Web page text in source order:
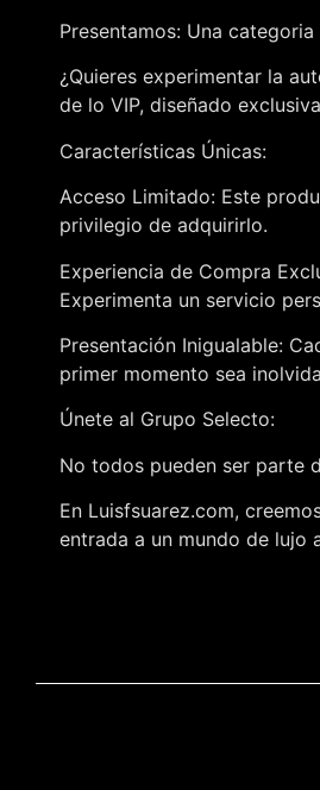
Presentamos: Una
¿Quieres experimentar la
de lo VIP, diseñado
Características Únicas:
Acceso Limitado: Este
privilegio de adquirirlo.
Experiencia de Compra
Experimenta un servicio
Presentación Inigualable:
primer momento sea
Únete al Grupo Selecto:
No todos pueden ser parte
En Luisfsuarez.com,
entrada a un mundo de lujo